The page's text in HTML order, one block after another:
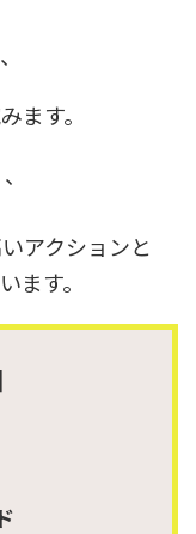
ます。
アクションと
ます。